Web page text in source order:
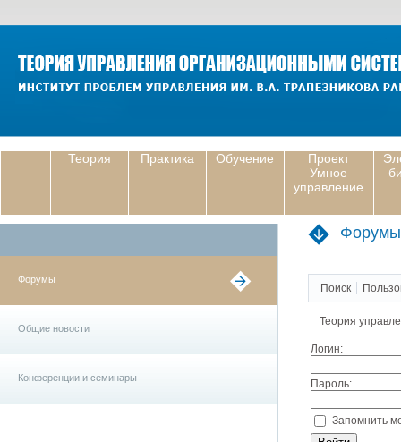
Теория Практика Обучение
Проект
Умное
управление
Форумы
Общие новости
Конференции и семинары
Поиск
Теория
Логин:
Пароль:
Запомнить